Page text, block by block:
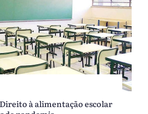
à alimentação escolar